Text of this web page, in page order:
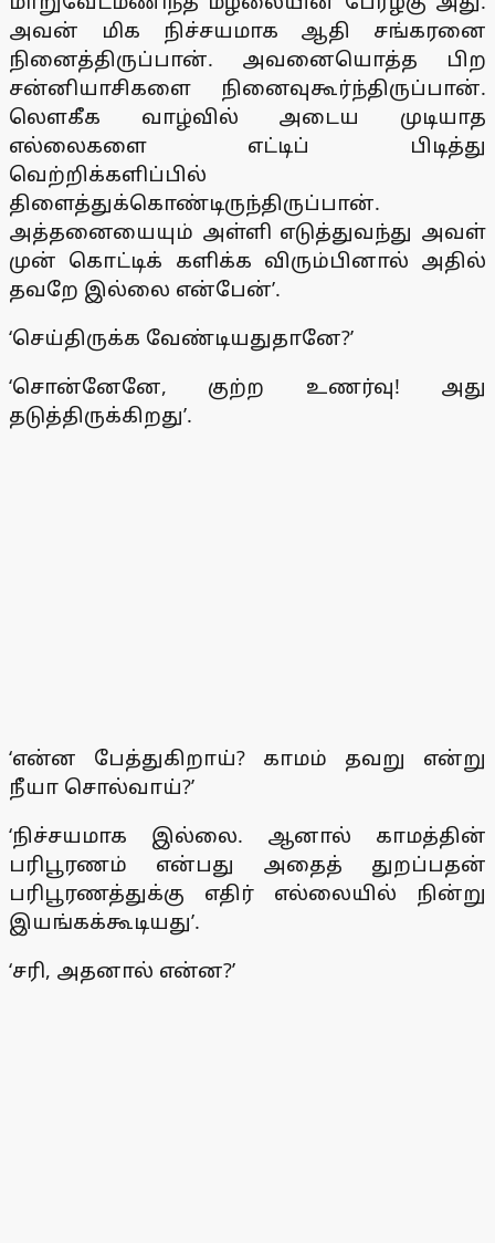
அவன் மிக நிச்சயமாக ஆதி சங்கரனை
நினைத்திருப்பான். அவனையொத்த பிற
சன்னியாசிகளை நினைவுகூர்ந்திருப்பான்.
லௌகீக வாழ்வில் அடைய முடியாத
எல்லைகளை எட்டிப் பிடித்து
வெற்றிக்களிப்பில்
திளைத்துக்கொண்டிருந்திருப்பான்.
அத்தனையையும் அள்ளி எடுத்துவந்து அவள்
முன் கொட்டிக் களிக்க விரும்பினால் அதில்
தவறே இல்லை என்பேன்’.
‘செய்திருக்க வேண்டியதுதானே?’
‘சொன்னேனே, குற்ற உணர்வு! அது
தடுத்திருக்கிறது’.
‘என்ன பேத்துகிறாய்? காமம் தவறு என்று
நீயா சொல்வாய்?’
‘நிச்சயமாக இல்லை. ஆனால் காமத்தின்
பரிபூரணம் என்பது அதைத் துறப்பதன்
பரிபூரணத்துக்கு எதிர் எல்லையில் நின்று
இயங்கக்கூடியது’.
‘சரி, அதனால் என்ன?’